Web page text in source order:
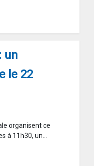
un
le 22
organisent ce
à 11h30, un...